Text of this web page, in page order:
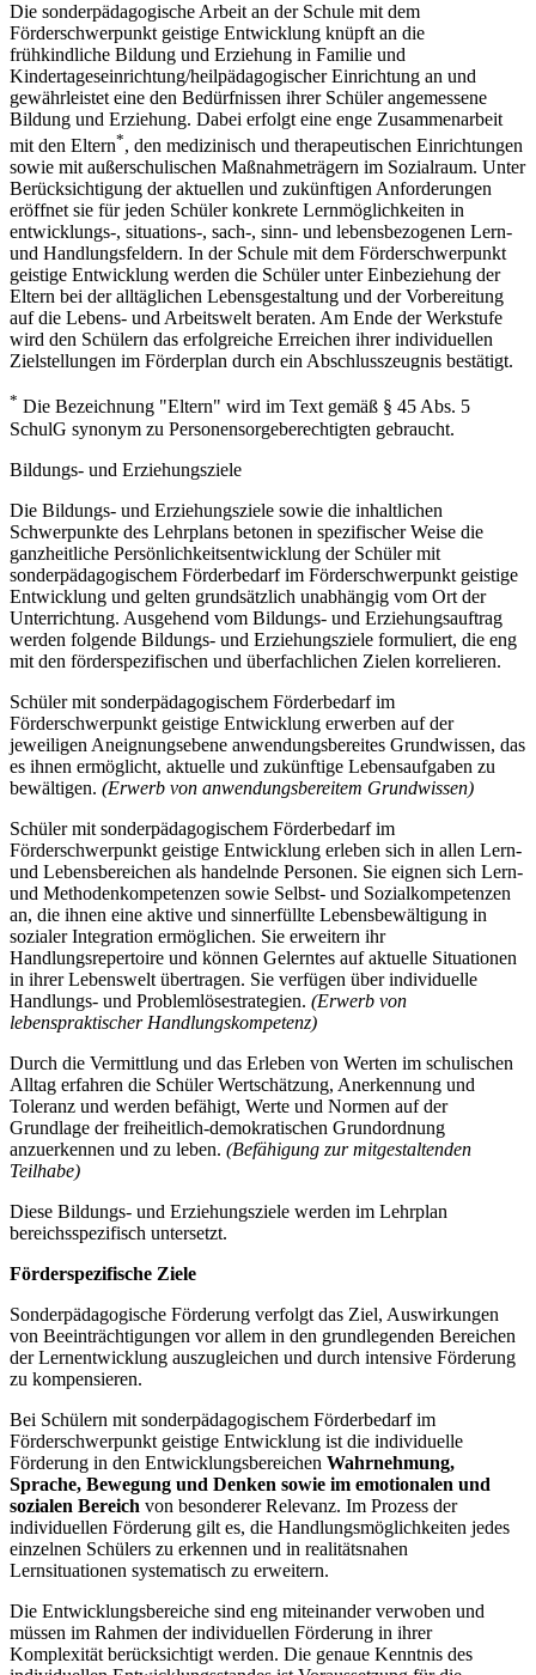
Die sonderpädagogische Arbeit an der Schule mit dem
Förderschwerpunkt geistige Entwicklung knüpft an die
frühkindliche Bildung und Erziehung in Familie und
Kindertageseinrichtung/heilpädagogischer Einrichtung an und
gewährleistet eine den Bedürfnissen ihrer Schüler angemessene
Bildung und Erziehung. Dabei erfolgt eine enge Zusammenarbeit
mit den Eltern*, den medizinisch und therapeutischen Einrichtungen
sowie mit außerschulischen Maßnahmeträgern im Sozialraum. Unter
Berücksichtigung der aktuellen und zukünftigen Anforderungen
eröffnet sie für jeden Schüler konkrete Lernmöglichkeiten in
entwicklungs-, situations-, sach-, sinn- und lebensbezogenen Lern-
und Handlungsfeldern. In der Schule mit dem Förderschwerpunkt
geistige Entwicklung werden die Schüler unter Einbeziehung der
Eltern bei der alltäglichen Lebensgestaltung und der Vorbereitung
auf die Lebens- und Arbeitswelt beraten. Am Ende der Werkstufe
wird den Schülern das erfolgreiche Erreichen ihrer individuellen
Zielstellungen im Förderplan durch ein Abschlusszeugnis bestätigt.
* Die Bezeichnung "Eltern" wird im Text gemäß § 45 Abs. 5
SchulG synonym zu Personensorgeberechtigten gebraucht.
Bildungs- und Erziehungsziele
Die Bildungs- und Erziehungsziele sowie die inhaltlichen
Schwerpunkte des Lehrplans betonen in spezifischer Weise die
ganzheitliche Persönlichkeitsentwicklung der Schüler mit
sonderpädagogischem Förderbedarf im Förderschwerpunkt geistige
Entwicklung und gelten grundsätzlich unabhängig vom Ort der
Unterrichtung. Ausgehend vom Bildungs- und Erziehungsauftrag
werden folgende Bildungs- und Erziehungsziele formuliert, die eng
mit den förderspezifischen und überfachlichen Zielen korrelieren.
Schüler mit sonderpädagogischem Förderbedarf im
Förderschwerpunkt geistige Entwicklung erwerben auf der
jeweiligen Aneignungsebene anwendungsbereites Grundwissen, das
es ihnen ermöglicht, aktuelle und zukünftige Lebensaufgaben zu
bewältigen. (Erwerb von anwendungsbereitem Grundwissen)
Schüler mit sonderpädagogischem Förderbedarf im
Förderschwerpunkt geistige Entwicklung erleben sich in allen Lern-
und Lebensbereichen als handelnde Personen. Sie eignen sich Lern-
und Methodenkompetenzen sowie Selbst- und Sozialkompetenzen
an, die ihnen eine aktive und sinnerfüllte Lebensbewältigung in
sozialer Integration ermöglichen. Sie erweitern ihr
Handlungsrepertoire und können Gelerntes auf aktuelle Situationen
in ihrer Lebenswelt übertragen. Sie verfügen über individuelle
Handlungs- und Problemlösestrategien. (Erwerb von
lebenspraktischer Handlungskompetenz)
Durch die Vermittlung und das Erleben von Werten im schulischen
Alltag erfahren die Schüler Wertschätzung, Anerkennung und
Toleranz und werden befähigt, Werte und Normen auf der
Grundlage der freiheitlich-demokratischen Grundordnung
anzuerkennen und zu leben. (Befähigung zur mitgestaltenden
Teilhabe)
Diese Bildungs- und Erziehungsziele werden im Lehrplan
bereichsspezifisch untersetzt.
Förderspezifische Ziele
Sonderpädagogische Förderung verfolgt das Ziel, Auswirkungen
von Beeinträchtigungen vor allem in den grundlegenden Bereichen
der Lernentwicklung auszugleichen und durch intensive Förderung
zu kompensieren.
Bei Schülern mit sonderpädagogischem Förderbedarf im
Förderschwerpunkt geistige Entwicklung ist die individuelle
Förderung in den Entwicklungsbereichen Wahrnehmung,
Sprache, Bewegung und Denken sowie im emotionalen und
sozialen Bereich von besonderer Relevanz. Im Prozess der
individuellen Förderung gilt es, die Handlungsmöglichkeiten jedes
einzelnen Schülers zu erkennen und in realitätsnahen
Lernsituationen systematisch zu erweitern.
Die Entwicklungsbereiche sind eng miteinander verwoben und
müssen im Rahmen der individuellen Förderung in ihrer
Komplexität berücksichtigt werden. Die genaue Kenntnis des